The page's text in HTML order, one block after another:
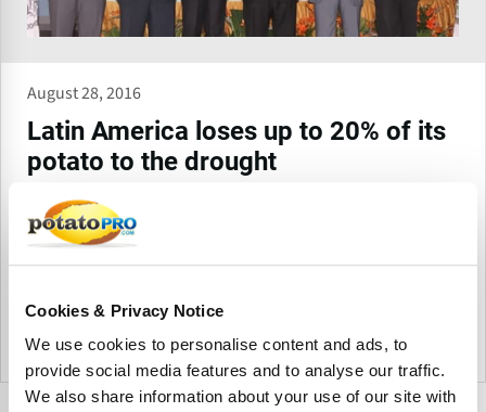
Cookies & Privacy Notice
We use cookies to personalise content and ads, to
provide social media features and to analyse our traffic.
We also share information about your use of our site with
August 28, 2016
Latin America loses up to 20% of its
potato to the drought
Several experts on potato crops stated in Panama that
global warming destroyed between 10% and 20% of Latin
America's annual potato production and that it had
become the main threat faced by this crop, even more than
From the archive
Panama